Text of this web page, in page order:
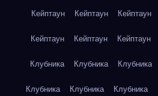
Кейптаун Кейптаун Кейптаун
Кейптаун Кейптаун Кейптаун
Клубника Клубника Клубника
Клубника Клубника Клубника